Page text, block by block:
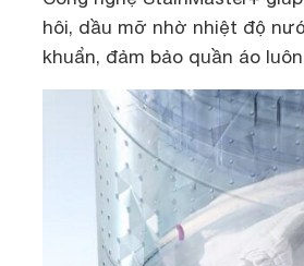
hôi, dầu mỡ nhờ nhiệt độ
khuẩn, đảm bảo quần áo